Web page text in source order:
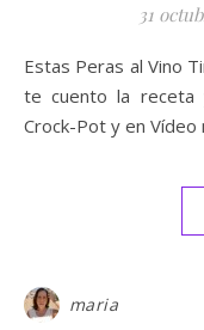
31
Estas Peras al Vino Tinto con Vainilla son un Postre de Lujo
te cuento la receta
Crock-Pot y en
maria